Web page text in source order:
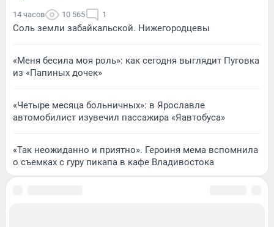
14 часов 10 565 1
Соль земли забайкальской. Нижегородцевы
«Меня бесила моя роль»: как сегодня выглядит Пуговка
из «Папиных дочек»
«Четыре месяца больничных»: в Ярославле
автомобилист изувечил пассажира «Яавтобуса»
«Так неожиданно и приятно». Героиня мема вспомнила
о съемках с гуру пикапа в кафе Владивостока